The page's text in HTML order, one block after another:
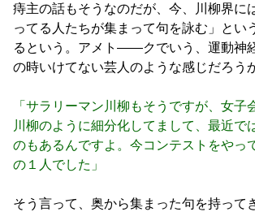
痔主の話もそうなのだが、今、川柳界に
ってる人たちが集まって句を詠む」とい
るという。アメト――クでいう、運動神
の時いけてない芸人のような感じだろう
「サラリーマン川柳もそうですが、女子
川柳のように細分化してまして、最近で
のもあるんですよ。今コンテストをやっ
の１人でした」
そう言って、奥から集まった句を持って